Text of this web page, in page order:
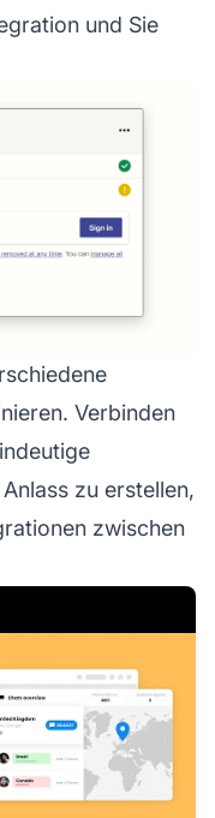
und Sie
Verbinden
zu erstellen,
zwischen